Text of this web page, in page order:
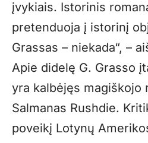
įvykiais. Istorinis
pretenduoja į istorinį
Grassas – niekada“, –
Apie didelę G. Grasso
yra kalbėjęs magiškojo
Salmanas Rushdie.
poveikį Lotynų